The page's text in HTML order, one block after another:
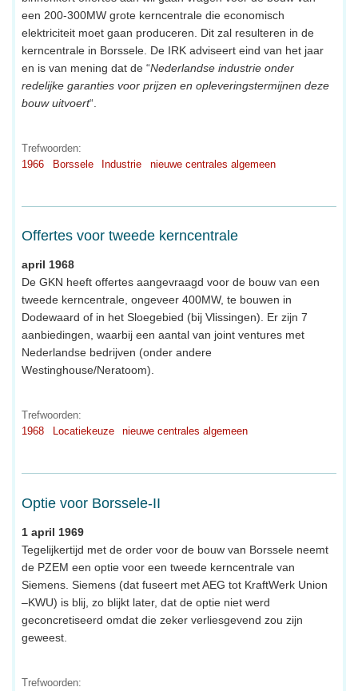
een 200-300MW grote kerncentrale die economisch
elektriciteit moet gaan produceren. Dit zal resulteren in de
kerncentrale in Borssele. De IRK adviseert eind van het jaar
en is van mening dat de “Nederlandse industrie onder
redelijke garanties voor prijzen en opleveringstermijnen deze
bouw uitvoert“.
Trefwoorden:
1966
Borssele Industrie nieuwe centrales algemeen
Offertes voor tweede kerncentrale
april 1968
De GKN heeft offertes aangevraagd voor de bouw van een
tweede kerncentrale, ongeveer 400MW, te bouwen in
Dodewaard of in het Sloegebied (bij Vlissingen). Er zijn 7
aanbiedingen, waarbij een aantal van joint ventures met
Nederlandse bedrijven (onder andere
Westinghouse/Neratoom).
Trefwoorden:
1968
Locatiekeuze nieuwe centrales algemeen
Optie voor Borssele-II
1 april 1969
Tegelijkertijd met de order voor de bouw van Borssele neemt
de PZEM een optie voor een tweede kerncentrale van
Siemens. Siemens (dat fuseert met AEG tot KraftWerk Union
–KWU) is blij, zo blijkt later, dat de optie niet werd
geconcretiseerd omdat die zeker verliesgevend zou zijn
geweest.
Trefwoorden: